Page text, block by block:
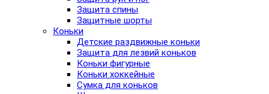
Защита спины
Защитные шорты
Коньки
Детские раздвижные коньки
Защита для лезвий коньков
Коньки фигурные
Коньки хоккейные
Сумка для коньков